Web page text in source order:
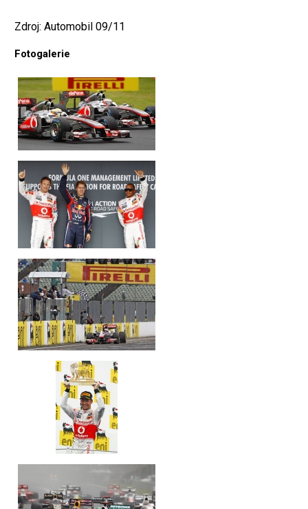
Zdroj: Automobil 09/11
Fotogalerie